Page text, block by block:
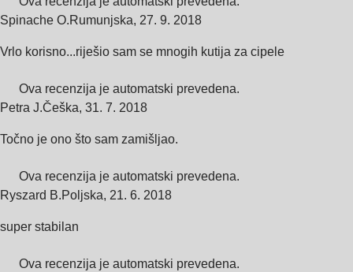
Spinache O.Rumunjska, 27. 9. 2018
Vrlo korisno...riješio sam se mnogih kutija za cipele
Ova recenzija je automatski prevedena.
Petra J.Češka, 31. 7. 2018
Točno je ono što sam zamišljao.
Ova recenzija je automatski prevedena.
Ryszard B.Poljska, 21. 6. 2018
super stabilan
Ova recenzija je automatski prevedena.